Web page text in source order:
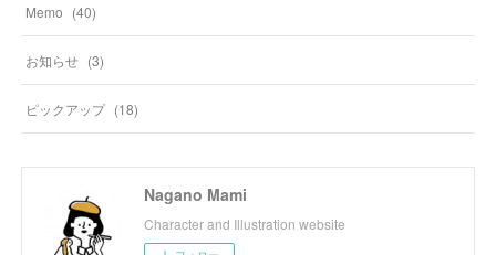
Memo (40)
お知らせ (3)
ピックアップ (18)
Nagano Mami
Character and Illustration website